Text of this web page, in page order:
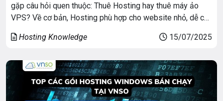
gặp câu hỏi quen thuộc: Thuê Hosting hay thuê máy ảo
VPS? Về cơ bản, Hosting phù hợp cho website nhỏ, dễ cài
lớn, ứng dụng, lập trình viên. Bài viết […]
Hosting Knowledge 15/07/2025